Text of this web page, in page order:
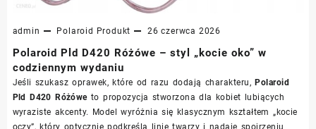
admin Polaroid Produkt 26 czerwca 2026
Polaroid Pld D420 Różówe – styl „kocie oko” w
codziennym wydaniu
Jeśli szukasz oprawek, które od razu dodają charakteru,Polaroid
Pld D420 Różóweto propozycja stworzona dla kobiet lubiących
wyraziste akcenty. Model wyróżnia się klasycznym kształtem „kocie
oczy”, który optycznie podkreśla linię twarzy i nadaje spojrzeniu